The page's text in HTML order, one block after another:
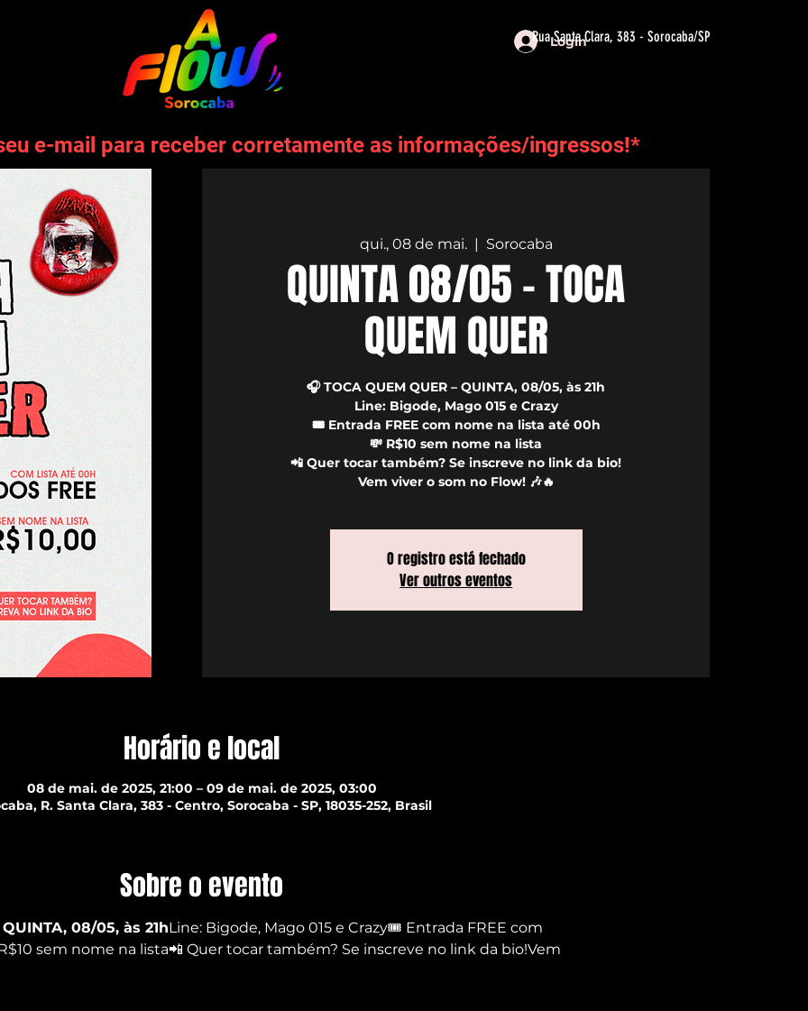
Rua Santa Clara, 383 - Sorocaba/SP
Login
e-mail para receber corretamente as informações/ingressos!*
qui., 08 de mai.
  |
Sorocaba
QUINTA 08/05 - TOCA
QUEM QUER
🎧 TOCA QUEM QUER – QUINTA, 08/05, às 21h
Line: Bigode, Mago 015 e Crazy
🎟️ Entrada FREE com nome na lista até 00h
💸 R$10 sem nome na lista
📲 Quer tocar também? Se inscreve no link da bio!
Vem viver o som no Flow! 🎶🔥
O registro está fechado
Ver outros eventos
Horário e local
08 de mai. de 2025, 21:00 – 09 de mai. de 2025, 03:00
R. Santa Clara, 383 - Centro, Sorocaba - SP, 18035-252, Brasil
Sobre o evento
08/05, às 21hLine: Bigode, Mago 015 e Crazy🎟️ Entrada FREE com
sem nome na lista📲 Quer tocar também? Se inscreve no link da bio!Vem